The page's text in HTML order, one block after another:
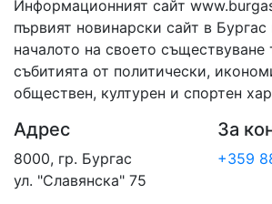
на остров
Света
Анастасия
2
Информационният сайт
първият новинарски сайт в
началото на своето съществуване
събитията от политически,
обществен, културен и спортен
Адрес
8000, гр. Бургас
ул. "Славянска" 75
За
+359